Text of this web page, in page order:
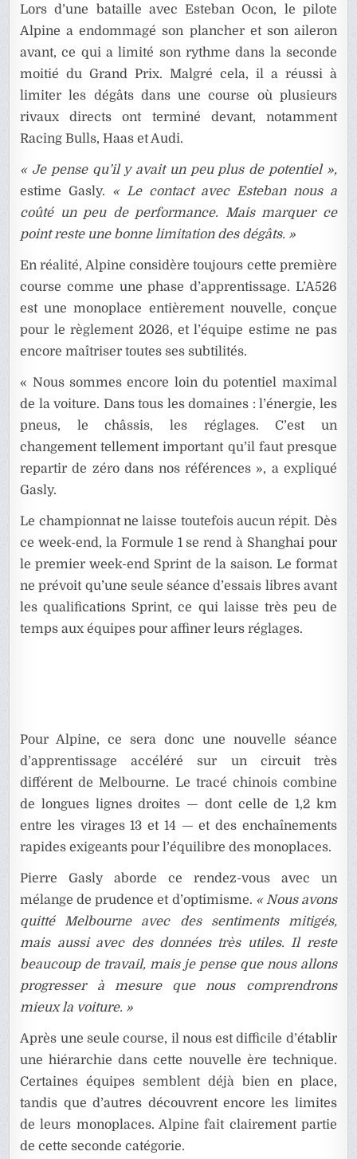
Lors d’une bataille avec Esteban Ocon, le pilote
Alpine a endommagé son plancher et son aileron
avant, ce qui a limité son rythme dans la seconde
moitié du Grand Prix. Malgré cela, il a réussi à
limiter les dégâts dans une course où plusieurs
rivaux directs ont terminé devant, notamment
Racing Bulls, Haas et Audi.
« Je pense qu’il y avait un peu plus de potentiel »,
estime Gasly. « Le contact avec Esteban nous a
coûté un peu de performance. Mais marquer ce
point reste une bonne limitation des dégâts. »
En réalité, Alpine considère toujours cette première
course comme une phase d’apprentissage. L’A526
est une monoplace entièrement nouvelle, conçue
pour le règlement 2026, et l’équipe estime ne pas
encore maîtriser toutes ses subtilités.
« Nous sommes encore loin du potentiel maximal
de la voiture. Dans tous les domaines : l’énergie, les
pneus, le châssis, les réglages. C’est un
changement tellement important qu’il faut presque
repartir de zéro dans nos références », a expliqué
Gasly.
Le championnat ne laisse toutefois aucun répit. Dès
ce week-end, la Formule 1 se rend à Shanghai pour
le premier week-end Sprint de la saison. Le format
ne prévoit qu’une seule séance d’essais libres avant
les qualifications Sprint, ce qui laisse très peu de
temps aux équipes pour affiner leurs réglages.
Pour Alpine, ce sera donc une nouvelle séance
d’apprentissage accéléré sur un circuit très
différent de Melbourne. Le tracé chinois combine
de longues lignes droites — dont celle de 1,2 km
entre les virages 13 et 14 — et des enchaînements
rapides exigeants pour l’équilibre des monoplaces.
Pierre Gasly aborde ce rendez-vous avec un
mélange de prudence et d’optimisme. « Nous avons
quitté Melbourne avec des sentiments mitigés,
mais aussi avec des données très utiles. Il reste
beaucoup de travail, mais je pense que nous allons
progresser à mesure que nous comprendrons
mieux la voiture. »
Après une seule course, il nous est difficile d’établir
une hiérarchie dans cette nouvelle ère technique.
Certaines équipes semblent déjà bien en place,
tandis que d’autres découvrent encore les limites
de leurs monoplaces. Alpine fait clairement partie
de cette seconde catégorie.